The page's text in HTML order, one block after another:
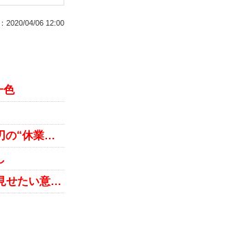
2020/04/06 12:00
色
新型コロナで右往左往!? フリーランスを促進する安倍政権が付け焼き刃の“休業補償”で大混乱
新型コロナ感染拡大の戦犯は安倍首相と加藤厚労相！ 感染者を少なく見せたい意図が露呈